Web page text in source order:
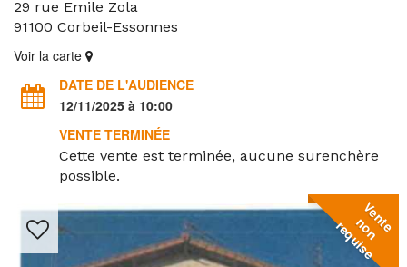
29 rue Emile Zola
91100 Corbeil-Essonnes
Voir la carte
DATE DE L'AUDIENCE
12/11/2025 à 10:00
VENTE TERMINÉE
Cette vente est terminée, aucune surenchère
possible.
V
e
n
t
e
n
o
n
r
e
q
u
i
s
e